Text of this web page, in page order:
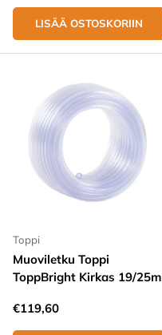
LISÄÄ OSTOSKORIIN
Toppi
Muoviletku Toppi
ToppBright Kirkas 19/25m
Normaali hinta
€119,60